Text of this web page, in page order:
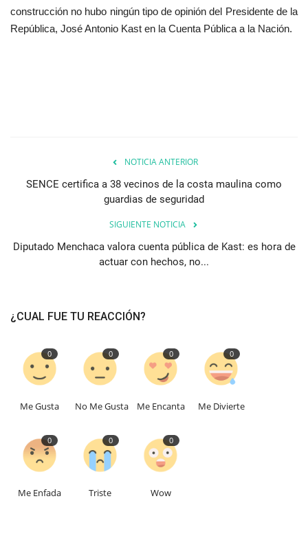
construcción no hubo ningún tipo de opinión del Presidente de la
República, José Antonio Kast en la Cuenta Pública a la Nación.
NOTICIA ANTERIOR
SENCE certifica a 38 vecinos de la costa maulina como
guardias de seguridad
SIGUIENTE NOTICIA
Diputado Menchaca valora cuenta pública de Kast: es hora de
actuar con hechos, no...
¿CUAL FUE TU REACCIÓN?
0
Me Gusta
0
No Me Gusta
0
Me Encanta
0
Me Divierte
0
Me Enfada
0
Triste
0
Wow